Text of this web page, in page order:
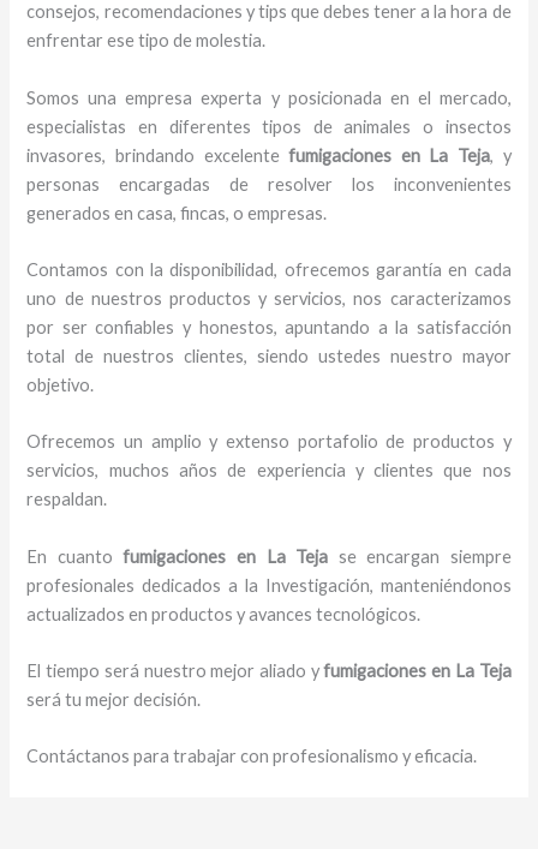
consejos, recomendaciones y tips que debes tener a la hora de
enfrentar ese tipo de molestia.
Somos una empresa experta y posicionada en el mercado,
especialistas en diferentes tipos de animales o insectos
invasores, brindando excelentefumigaciones en La Teja, y
personas encargadas de resolver los inconvenientes
generados en casa, fincas, o empresas.
Contamos con la disponibilidad, ofrecemos garantía en cada
uno de nuestros productos y servicios, nos caracterizamos
por ser confiables y honestos, apuntando a la satisfacción
total de nuestros clientes, siendo ustedes nuestro mayor
objetivo.
Ofrecemos un amplio y extenso portafolio de productos y
servicios, muchos años de experiencia y clientes que nos
respaldan.
En cuantofumigaciones en La Teja se encargan siempre
profesionales dedicados a la Investigación, manteniéndonos
actualizados en productos y avances tecnológicos.
El tiempo será nuestro mejor aliado yfumigacionesen La Teja
será tu mejor decisión.
Contáctanos para trabajar con profesionalismo y eficacia.